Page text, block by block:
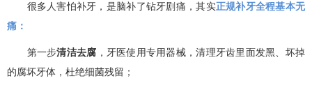
很多人害怕补牙，是脑补了钻牙剧痛，其实正规补牙全程基本无
痛：
第一步清洁去腐 ，牙医使用专用器械，清理牙齿里面发黑、坏掉
的腐坏牙体，杜绝细菌残留；